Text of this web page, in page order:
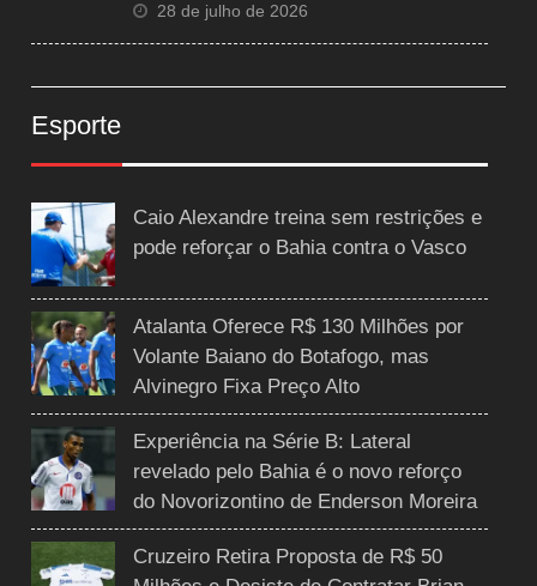
28 de julho de 2026
Esporte
Caio Alexandre treina sem restrições e
pode reforçar o Bahia contra o Vasco
Atalanta Oferece R$ 130 Milhões por
Volante Baiano do Botafogo, mas
Alvinegro Fixa Preço Alto
Experiência na Série B: Lateral
revelado pelo Bahia é o novo reforço
do Novorizontino de Enderson Moreira
Cruzeiro Retira Proposta de R$ 50